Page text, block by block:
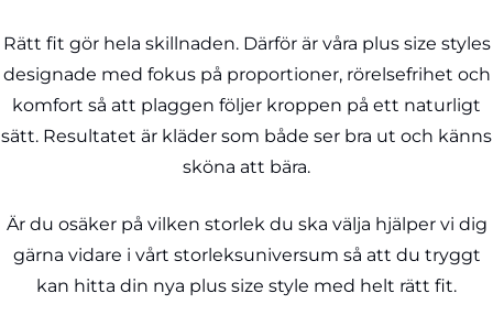
Rätt fit gör hela skillnaden. Därför är våra plus size styles
designade med fokus på proportioner, rörelsefrihet och
komfort så att plaggen följer kroppen på ett naturligt
sätt. Resultatet är kläder som både ser bra ut och känns
sköna att bära.
Är du osäker på vilken storlek du ska välja hjälper vi dig
gärna vidare i vårt storleksuniversum så att du tryggt
kan hitta din nya plus size style med helt rätt fit.